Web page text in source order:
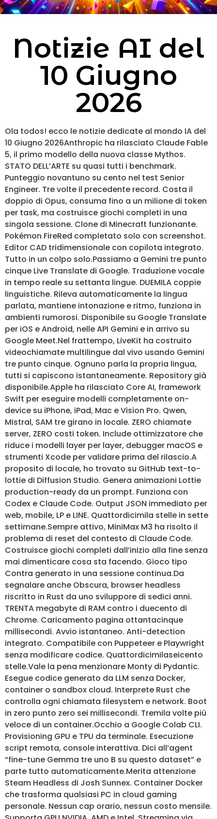
Notizie AI del
10 Giugno
2026
Ola todos! ecco le notizie dedicate al mondo IA del
10 Giugno 2026Anthropic ha rilasciato Claude Fable
5, il primo modello della nuova classe Mythos.
STATO DELL’ARTE su quasi tutti i benchmark.
Punteggio novantuno su cento nel test Senior
Engineer. Tre volte il precedente record. Costa il
doppio di Opus, consuma fino a un milione di token
per task, ma costruisce giochi completi in una
singola sessione. Clone di Minecraft funzionante.
Pokémon FireRed completato solo con screenshot.
Editor CAD tridimensionale con copilota integrato.
Tutto in un colpo solo.Passiamo a Gemini tre punto
cinque Live Translate di Google. Traduzione vocale
in tempo reale su settanta lingue. DUEMILA coppie
linguistiche. Rileva automaticamente la lingua
parlata, mantiene intonazione e ritmo, funziona in
ambienti rumorosi. Disponibile su Google Translate
per iOS e Android, nelle API Gemini e in arrivo su
Google Meet.Nel frattempo, LiveKit ha costruito
videochiamate multilingue dal vivo usando Gemini
tre punto cinque. Ognuno parla la propria lingua,
tutti si capiscono istantaneamente. Repository già
disponibile.Apple ha rilasciato Core AI, framework
Swift per eseguire modelli completamente on-
device su iPhone, iPad, Mac e Vision Pro. Qwen,
Mistral, SAM tre girano in locale. ZERO chiamate
server, ZERO costi token. Include ottimizzatore che
riduce i modelli layer per layer, debugger macOS e
strumenti Xcode per validare prima del rilascio.A
proposito di locale, ho trovato su GitHub text-to-
lottie di Diffusion Studio. Genera animazioni Lottie
production-ready da un prompt. Funziona con
Codex e Claude Code. Output JSON immediato per
web, mobile, LP e LINE. Quattordicimila stelle in sette
settimane.Sempre attivo, MiniMax M3 ha risolto il
problema di reset del contesto di Claude Code.
Costruisce giochi completi dall’inizio alla fine senza
mai dimenticare cosa sta facendo. Gioco tipo
Contra generato in una sessione continua.Da
segnalare anche Obscura, browser headless
riscritto in Rust da uno sviluppore di sedici anni.
TRENTA megabyte di RAM contro i duecento di
Chrome. Caricamento pagina ottantacinque
millisecondi. Avvio istantaneo. Anti-detection
integrato. Compatibile con Puppeteer e Playwright
senza modificare codice. Quattordicimilaseicento
stelle.Vale la pena menzionare Monty di Pydantic.
Esegue codice generato da LLM senza Docker,
container o sandbox cloud. Interprete Rust che
controlla ogni chiamata filesystem e network. Boot
in zero punto zero sei millisecondi. Tremila volte più
veloce di un container.Occhio a Google Colab CLI.
Provisioning GPU e TPU da terminale. Esecuzione
script remota, console interattiva. Dici all’agent
“fine-tune Gemma tre uno B su questo dataset” e
parte tutto automaticamente.Merita attenzione
Steam Headless di Josh Sunnex. Container Docker
che trasforma qualsiasi PC in cloud gaming
personale. Nessun cap orario, nessun costo mensile.